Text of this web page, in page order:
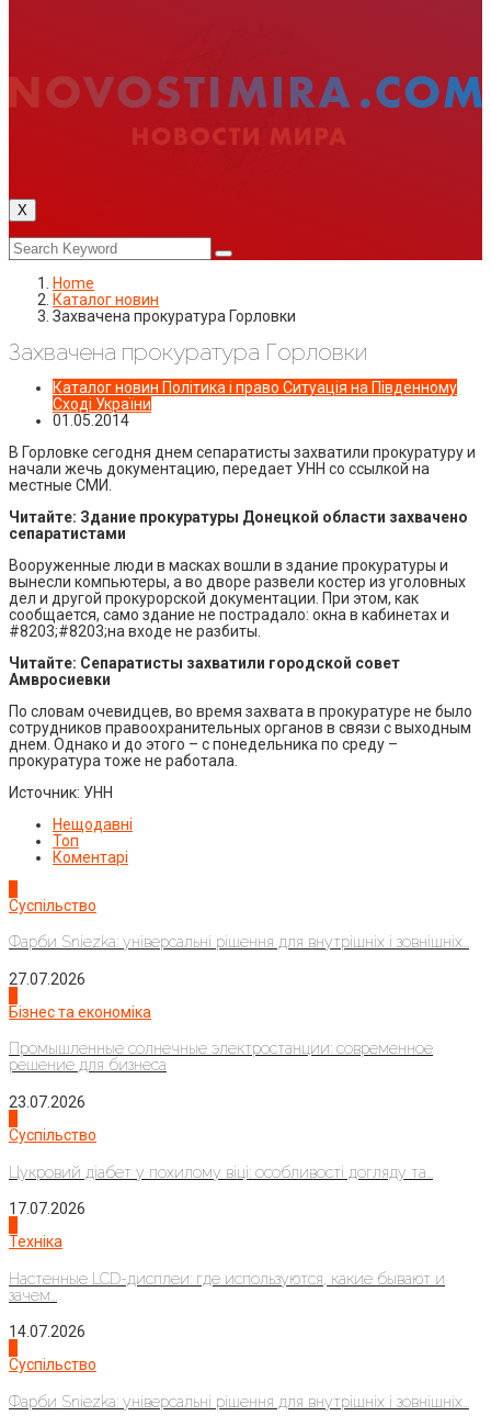
X
Home
Каталог новин
Захвачена прокуратура Горловки
Захвачена прокуратура Горловки
Каталог новин Політика і право Ситуація на Південному
Сході України
01.05.2014
В Горловке сегодня днем сепаратисты захватили прокуратуру и
начали жечь документацию, передает УНН со ссылкой на
местные СМИ.
Читайте: Здание прокуратуры Донецкой области захвачено
сепаратистами
Вооруженные люди в масках вошли в здание прокуратуры и
вынесли компьютеры, а во дворе развели костер из уголовных
дел и другой прокурорской документации. При этом, как
сообщается, само здание не пострадало: окна в кабинетах и
#8203;#8203;на входе не разбиты.
Читайте: Сепаратисты захватили городской совет
Амвросиевки
По словам очевидцев, во время захвата в прокуратуре не было
сотрудников правоохранительных органов в связи с выходным
днем. Однако и до этого – с понедельника по среду –
прокуратура тоже не работала.
Источник: УНН
Нещодавні
Топ
Коментарі
Суспільство
Фарби Sniezka: універсальні рішення для внутрішніх і зовнішніх...
27.07.2026
Бізнес та економіка
Промышленные солнечные электростанции: современное
решение для бизнеса
23.07.2026
Суспільство
Цукровий діабет у похилому віці: особливості догляду та...
17.07.2026
Техніка
Настенные LCD-дисплеи: где используются, какие бывают и
зачем...
14.07.2026
Суспільство
Фарби Sniezka: універсальні рішення для внутрішніх і зовнішніх...